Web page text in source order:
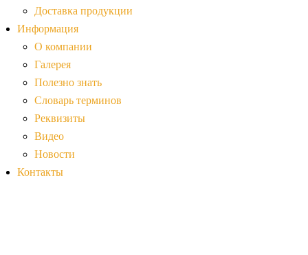
Доставка продукции
Информация
О компании
Галерея
Полезно знать
Словарь терминов
Реквизиты
Видео
Новости
Контакты